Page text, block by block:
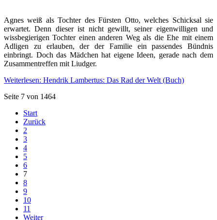
Agnes weiß als Tochter des Fürsten Otto, welches Schicksal sie
erwartet. Denn dieser ist nicht gewillt, seiner eigenwilligen und
wissbegierigen Tochter einen anderen Weg als die Ehe mit einem
Adligen zu erlauben, der der Familie ein passendes Bündnis
einbringt. Doch das Mädchen hat eigene Ideen, gerade nach dem
Zusammentreffen mit Liudger.
Weiterlesen: Hendrik Lambertus: Das Rad der Welt (Buch)
Seite 7 von 1464
Start
Zurück
2
3
4
5
6
7
8
9
10
11
Weiter